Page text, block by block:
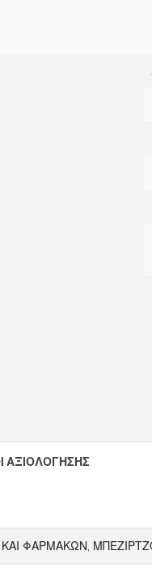
ΑΞΙΟΛΟΓΗΣΗΣ
ΦΑΡΜΑΚΩΝ,